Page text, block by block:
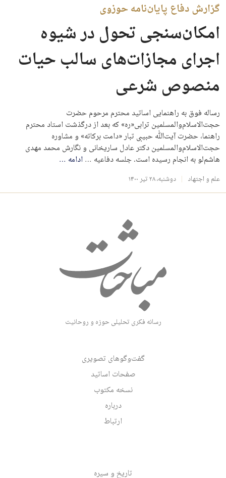
گزارش دفاع پایان‌نامه حوزوی
امکان‌سنجی تحول در شیوه
اجرای مجازات‌های سالب حیات
منصوص شرعی
رساله فوق به راهنمایی اساتید محترم مرحوم حضرت
حجت‌الاسلام‌والمسلمین ترابی«ره» که بعد از درگذشت استاد محترم
راهنما، حضرت آیت‌ﷲ حبیبی تبار «دامت برکاته» و مشاوره
حجت‌الاسلام‌والمسلمین دکتر عادل ساریخانی و نگارش محمد مهدی
هاشم‌لو به انجام رسیده است. جلسه دفاعیه …ادامه …
علم و اجتهاد دوشنبه، ۲۸ تیر ۱۴۰۰
رسانه فکری تحلیلی حوزه و روحانیت
گفت‌وگوهای تصویری
صفحات اساتید
نسخه مکتوب
درباره
ارتباط
تاریخ و سیره